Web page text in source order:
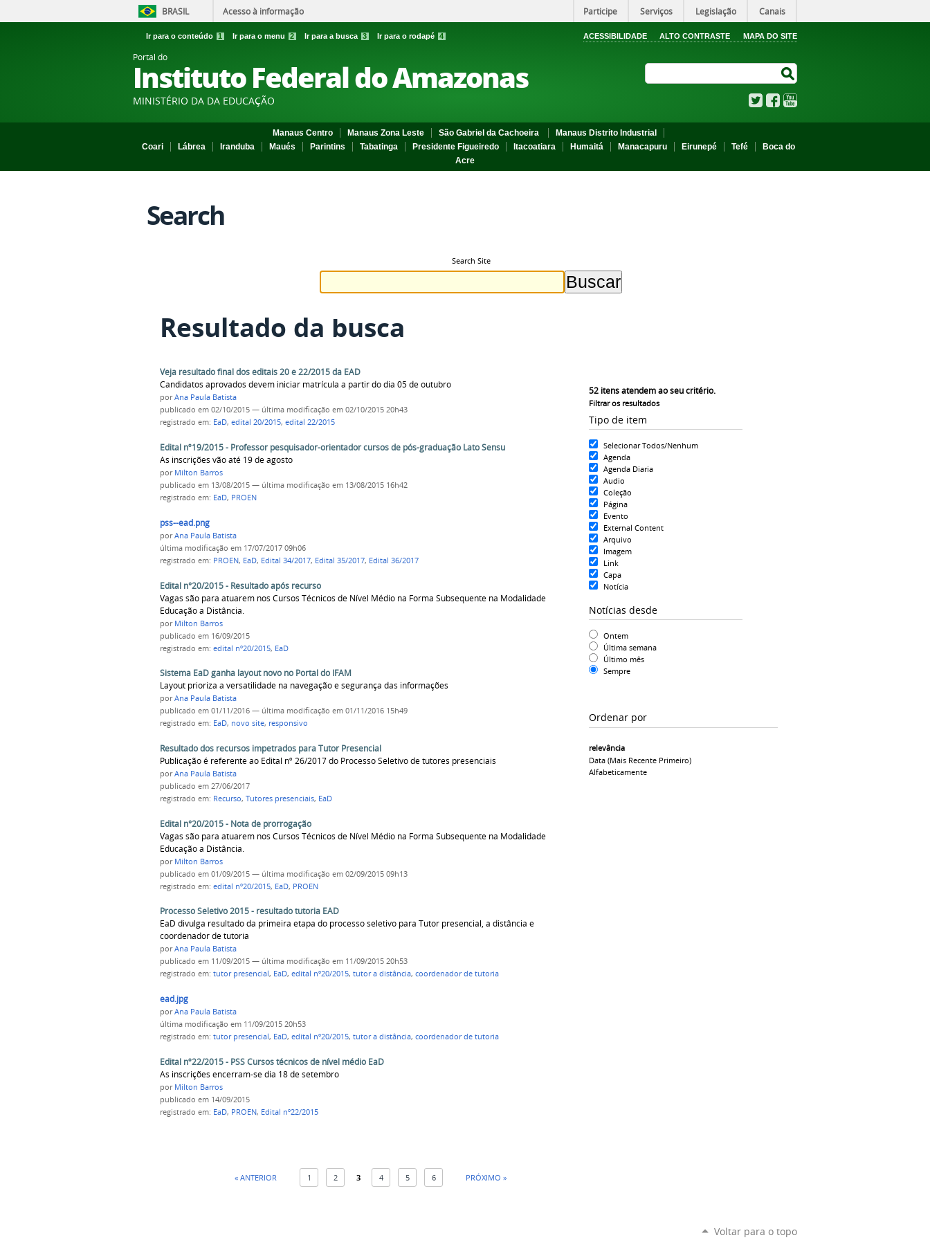
BRASIL Acesso à informação Participe Serviços Legislação Canais
Ir para o conteúdo 1 Ir para o menu 2 Ir para a busca 3 Ir para o rodapé 4 ACESSIBILIDADE ALTO CONTRASTE MAPA DO SITE
Portal do
Instituto Federal do Amazonas
MINISTÉRIO DA DA EDUCAÇÃO TwitterFacebook
Manaus Centro Manaus Zona Leste São Gabriel da Cachoeira
Manaus Distrito Industrial
Coari
Lábrea Iranduba Maués Parintins Tabatinga Presidente Figueiredo Itacoatiara Humaitá Manacapuru Eirunepé Tefé
Boca do
Acre
Search
Search Site
Resultado da busca
52itens atendem ao seu critério.
Filtrar os resultados
Tipo de item
Selecionar Todos/Nenhum
Agenda
Agenda Diaria
Audio
Coleção
Página
Evento
External Content
Arquivo
Imagem
Link
Capa
Notícia
Notícias desde
Ontem
Última semana
Último mês
Sempre
Ordenar por
relevância
Data (mais Recente Primeiro)
Alfabeticamente
Veja resultado final dos editais 20 e 22/2015 da EAD
Candidatos aprovados devem iniciar matrícula a partir do dia 05 de outubro
porAna Paula Batista
publicado em 02/10/2015 — última modificação em 02/10/2015 20h43
registrado em: EaD, edital 20/2015, edital 22/2015
Edital nº19/2015 - Professor pesquisador-orientador cursos de pós-graduação Lato Sensu
As inscrições vão até 19 de agosto
por Milton Barros
publicado em 13/08/2015 — última modificação em 13/08/2015 16h42
registrado em: EaD, PROEN
pss--ead.png
porAna Paula Batista
última modificação em 17/07/2017 09h06
registrado em: PROEN, EaD, Edital 34/2017, Edital 35/2017, Edital 36/2017
Edital n°20/2015 - Resultado após recurso
Vagas são para atuarem nos Cursos Técnicos de Nível Médio na Forma Subsequente na Modalidade
Educação a Distância.
por Milton Barros
publicado em 16/09/2015
registrado em: edital nº20/2015, EaD
Sistema EaD ganha layout novo no Portal do IFAM
Layout prioriza a versatilidade na navegação e segurança das informações
porAna Paula Batista
publicado em 01/11/2016 — última modificação em 01/11/2016 15h49
registrado em: EaD, novo site, responsivo
Resultado dos recursos impetrados para Tutor Presencial
Publicação é referente ao Edital nº 26/2017 do Processo Seletivo de tutores presenciais
porAna Paula Batista
publicado em 27/06/2017
registrado em: Recurso, Tutores presenciais, EaD
Edital n°20/2015 - Nota de prorrogação
Vagas são para atuarem nos Cursos Técnicos de Nível Médio na Forma Subsequente na Modalidade
Educação a Distância.
por Milton Barros
publicado em 01/09/2015 — última modificação em 02/09/2015 09h13
registrado em: edital nº20/2015, EaD, PROEN
Processo Seletivo 2015 - resultado tutoria EAD
EaD divulga resultado da primeira etapa do processo seletivo para Tutor presencial, a distância e
coordenador de tutoria
porAna Paula Batista
publicado em 11/09/2015 — última modificação em 11/09/2015 20h53
registrado em: tutor presencial, EaD, edital nº20/2015, tutor a distância, coordenador de tutoria
ead.jpg
porAna Paula Batista
última modificação em 11/09/2015 20h53
registrado em: tutor presencial, EaD, edital nº20/2015, tutor a distância, coordenador de tutoria
Edital nº22/2015 - PSS Cursos técnicos de nível médio EaD
As inscrições encerram-se dia 18 de setembro
por Milton Barros
publicado em 14/09/2015
registrado em: EaD, PROEN, Edital nº22/2015
« ANTERIOR 1 2 3 4 5 6 PRÓXIMO »
Voltar para o topo